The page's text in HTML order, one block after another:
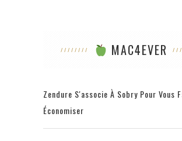
MAC4EVER
Zendure S'associe À Sobry Pour Vous
Économiser